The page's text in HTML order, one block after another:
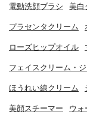
電動洗顔ブラシ 美白
プラセンタクリーム
ローズヒップオイル
フェイスクリーム・
ほうれい線クリーム
美顔スチーマー ウォ